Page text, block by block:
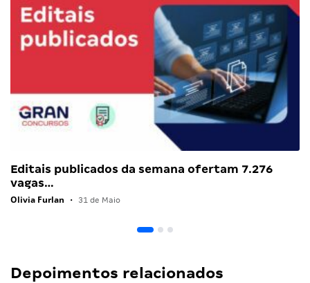
Editais publicados da semana ofertam 7.276
vagas…
Olivia Furlan • 31 de Maio
Depoimentos relacionados